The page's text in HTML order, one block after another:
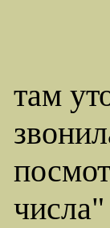
там